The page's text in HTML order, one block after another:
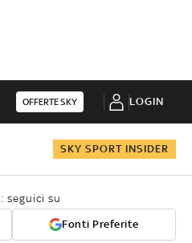
OFFERTE SKY LOGIN
SKY SPORT INSIDER
seguici su
Fonti Preferite